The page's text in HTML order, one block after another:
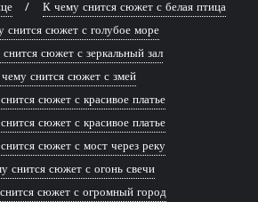
К чему снится сюжет с белая птица
снится сюжет с голубое море
сюжет с зеркальный зал
снится сюжет с змей
сюжет с красивое платье
сюжет с красивое платье
сюжет с мост через реку
снится сюжет с огонь свечи
сюжет с огромный город